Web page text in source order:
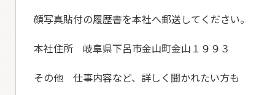
顔写真貼付の履歴書を本社へ郵送してください。
本社住所 岐阜県下呂市金山町金山１９９３
その他 仕事内容など、詳しく聞かれたい方も